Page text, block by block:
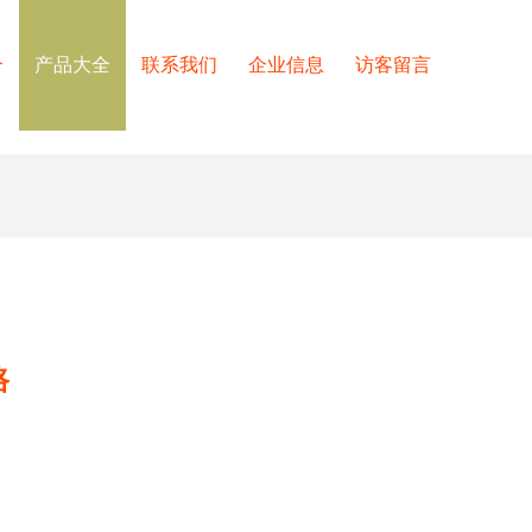
产品大全 联系我们 企业信息 访客留言